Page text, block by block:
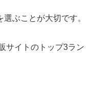
ぶことが大切です。
サイトのトップ3ラン